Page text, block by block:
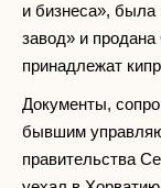
и бизнеса»,
завод» и
принадлежат
Документы,
бывшим
правительства